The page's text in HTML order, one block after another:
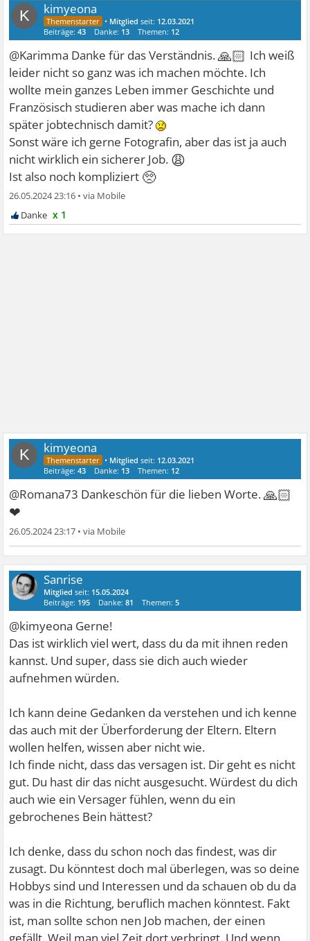
K kimyeona
• Mitglied seit: 12.03.2021
Beiträge:43 Danke: 13 Themen: 12
@Karimma Danke für das Verständnis.🙏🏻 Ich weiß
leider nicht so ganz was ich machen möchte. Ich
wollte mein ganzes Leben immer Geschichte und
Französisch studieren aber was mache ich dann
später jobtechnisch damit?
Sonst wäre ich gerne Fotografin, aber das ist ja auch
nicht wirklich ein sicherer Job. 😩
Ist also noch kompliziert 🥺
26.05.2024 23:16 •
x 1
K kimyeona
• Mitglied seit: 12.03.2021
Beiträge:43 Danke: 13 Themen: 12
@Romana73 Dankeschön für die lieben Worte.🙏🏻
❤
26.05.2024 23:17 •
Sanrise
Mitglied seit: 15.05.2024
Beiträge: 195 Danke:81 Themen:5
@kimyeona Gerne!
Das ist wirklich viel wert, dass du da mit ihnen reden
kannst. Und super, dass sie dich auch wieder
aufnehmen würden.
Ich kann deine Gedanken da verstehen und ich kenne
das auch mit der Überforderung der Eltern. Eltern
wollen helfen, wissen aber nicht wie.
Ich finde nicht, dass das versagen ist. Dir geht es nicht
gut. Du hast dir das nicht ausgesucht. Würdest du dich
auch wie ein Versager fühlen, wenn du ein
gebrochenes Bein hättest?
Ich denke, dass du schon noch das findest, was dir
zusagt. Du könntest doch mal überlegen, was so deine
Hobbys sind und Interessen und da schauen ob du da
was in die Richtung, beruflich machen könntest. Fakt
ist, man sollte schon nen Job machen, der einen
gefällt. Weil man viel Zeit dort verbringt. Und wenn